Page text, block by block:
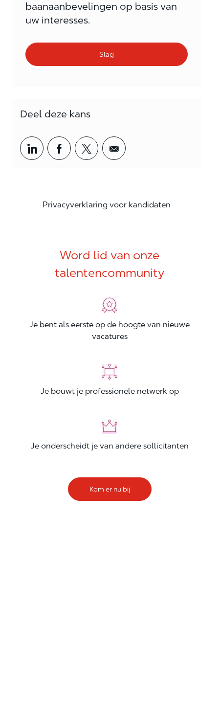
baanaanbevelingen op basis van
uw interesses.
Slag
Deel deze kans
Share via LinkedIn
Share via Facebook
Share via twitter
Share via email
Privacyverklaring voor kandidaten
Word lid van onze
talentencommunity
Je bent als eerste op de hoogte van nieuwe
vacatures
Je bouwt je professionele netwerk op
Je onderscheidt je van andere sollicitanten
Kom er nu bij